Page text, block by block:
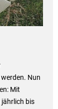
Nun
Mit
bis